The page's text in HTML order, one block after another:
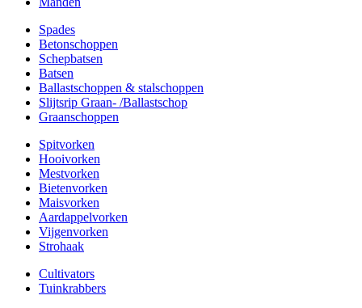
Spades
Betonschoppen
Schepbatsen
Batsen
Ballastschoppen & stalschoppen
Slijtsrip Graan- /Ballastschop
Graanschoppen
Spitvorken
Hooivorken
Mestvorken
Bietenvorken
Maisvorken
Aardappelvorken
Vijgenvorken
Strohaak
Cultivators
Tuinkrabbers